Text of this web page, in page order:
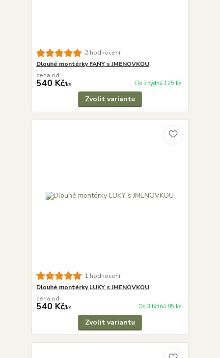
2 hodnocení
Dlouhé montérky FANY s JMENOVKOU
cena od
540 Kč/ks Do 3 týdnů 125 ks
Zvolit variantu
1 hodnocení
Dlouhé montérky LUKY s JMENOVKOU
cena od
540 Kč/ks Do 3 týdnů 85 ks
Zvolit variantu